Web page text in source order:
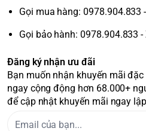
Gọi mua hàng: 0978.904.833
Gọi bảo hành: 0978.904.833
Đăng ký nhận ưu đãi
Bạn muốn nhận khuyến mãi
ngay cộng động hơn 68.000+
để cập nhật khuyến mãi ngay